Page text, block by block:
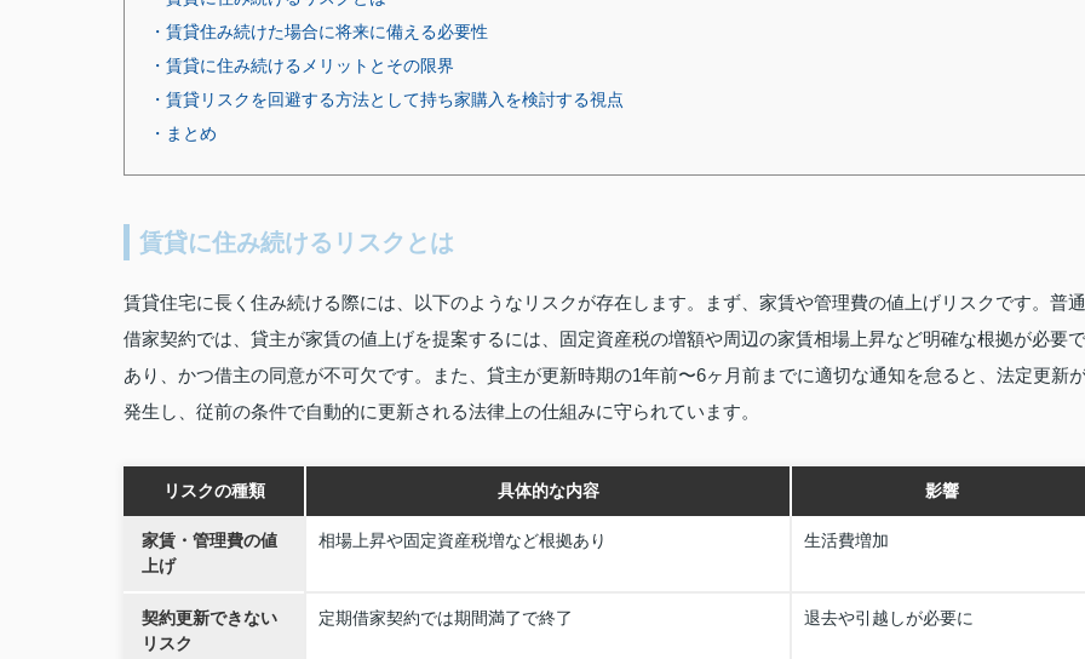
・賃貸住み続けた場合に将来に備える必要性
・賃貸に住み続けるメリットとその限界
・賃貸リスクを回避する方法として持ち家購入を検討する視点
・まとめ
賃貸に住み続けるリスクとは
賃貸住宅に長く住み続ける際には、以下のようなリスクが存在します。まず、家賃や管理費の値上げリスクです。普通
借家契約では、貸主が家賃の値上げを提案するには、固定資産税の増額や周辺の家賃相場上昇など明確な根拠が必要で
あり、かつ借主の同意が不可欠です。また、貸主が更新時期の1年前〜6ヶ月前までに適切な通知を怠ると、法定更新
発生し、従前の条件で自動的に更新される法律上の仕組みに守られています。
リスクの種類 具体的な内容 影響
家賃・管理費の値
上げ
相場上昇や固定資産税増など根拠あり 生活費増加
契約更新できない
リスク
定期借家契約では期間満了で終了 退去や引越しが必要に